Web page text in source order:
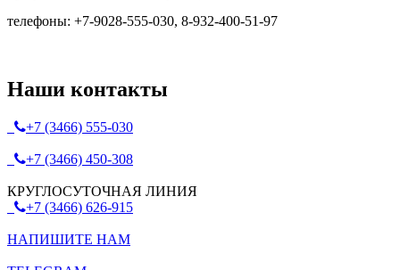
телефоны: +7-9028-555-030, 8-932-400-51-97
Наши контакты
+7 (3466) 555-030
+7 (3466) 450-308
КРУГЛОСУТОЧНАЯ ЛИНИЯ
+7 (3466) 626-915
НАПИШИТЕ НАМ